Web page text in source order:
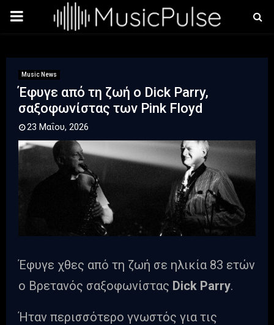
PRIMARY
Music News
Έφυγε από τη ζωή ο Dick Parry,
σαξοφωνίστας των Pink Floyd
23 Μαΐου, 2026
Έφυγε χθες από τη ζωή σε ηλικία 83 ετών
ο Βρετανός σαξοφωνίστας Dick Parry.
Ήταν περισσότερο γνωστός για τις